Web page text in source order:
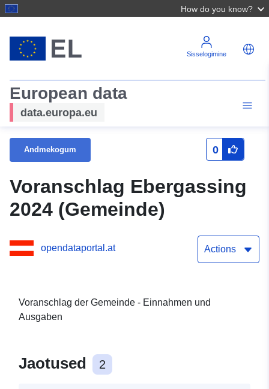
How do you know?
Sisselogimine
European data
data.europa.eu
Andmekogum 0
Voranschlag Ebergassing
2024 (Gemeinde)
opendataportal.at Actions
Voranschlag der Gemeinde - Einnahmen und
Ausgaben
Jaotused 2